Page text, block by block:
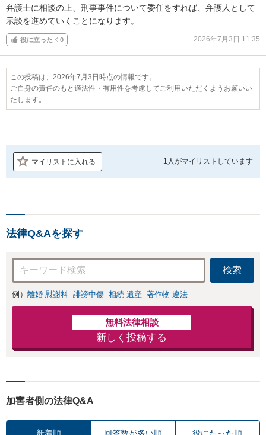
弁護士に相談の上、刑事事件について委任をすれば、弁護人として
示談を進めていくことになります。
役に立った 0 2026年7月3日 11:35
この投稿は、2026年7月3日時点の情報です。
ご自身の責任のもと適法性・有用性を考慮してご利用いただくようお願いい
たします。
マイリストに入れる 1人がマイリストしています
法律Q&Aを探す
検索
例） 離婚 慰謝料 誹謗中傷 相続 遺産 著作物 違法
無料法律相談
新しく投稿する
加害者側の法律Q&A
新着順 回答数が多い順 役にたった順